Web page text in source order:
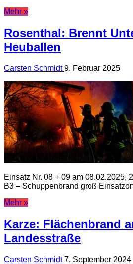
Mehr »
Rosenthal: Brennt
Heuballen
Carsten Schmidt9. Februar 2025
Einsatz Nr. 08 + 09 am 08.02.2025,
B3 – Schuppenbrand groß
Mehr »
Karze: Flächenbrand
Landesstraße
Carsten Schmidt7. September 2024